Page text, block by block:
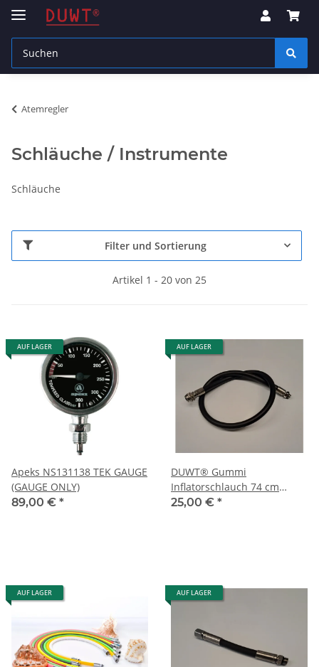
Atemregler
Schläuche / Instrumente
Schläuche
Filter und Sortierung
Artikel 1 - 20 von 25
AUF LAGER
Apeks NS131138 TEK GAUGE
(GAUGE ONLY)
89,00 € *
AUF LAGER
DUWT® Gummi
Inflatorschlauch 74 cm
schwarz
25,00 € *
AUF LAGER AUF LAGER